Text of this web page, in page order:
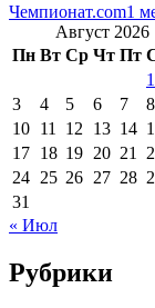
Чемпионат.com1
Август 2026
Пн Вт Ср Чт Пт
1
3
4 5 6 7 8
10 11 12 13 14
17 18 19 20 21
24 25 26 27 28
31
« Июл
Рубрики